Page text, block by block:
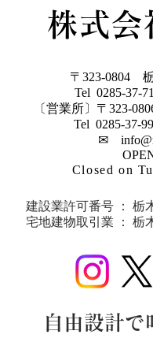
格住宅です 今
ニター棟を募
♩７月の週末に
株式会
〒323-0804
Tel 0285-37-
〔営業所〕〒323-
Tel 0285-37-
✉
Closed on
建設業許可番号 ： ​​栃
宅地建物取引業 ： 栃
自由設計で